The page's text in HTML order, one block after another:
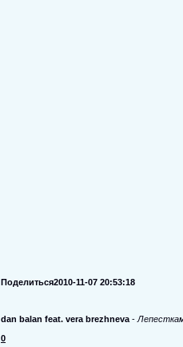
Поделиться2010-11-07 20:53:18
dan balan feat. vera brezhneva -
0